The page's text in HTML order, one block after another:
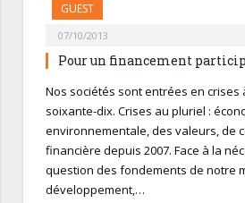
GUEST
07/10/2013
Pour un financement
Nos sociétés sont entrées en crises
soixante-dix. Crises au pluriel :
environnementale, des valeurs, de
financière depuis 2007. Face à la
question des fondements de notre
développement,…